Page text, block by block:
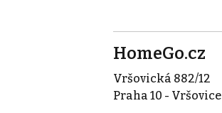
HomeGo.cz
Vršovická 882/12
Praha 10 - Vršovice